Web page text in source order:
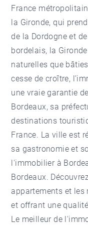
France
la Gironde, qui
de la Dordogne et
bordelais, la
naturelles que
cesse de croître,
une vraie garantie
Bordeaux, sa
destinations
France. La ville est
sa gastronomie et
l'immobilier à
Bordeaux.
appartements et les
et offrant une
Le meilleur de